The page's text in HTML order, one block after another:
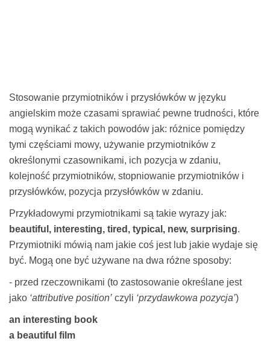
Stosowanie przymiotników i przysłówków w języku
angielskim może czasami sprawiać pewne trudności, które
mogą wynikać z takich powodów jak: różnice pomiędzy
tymi częściami mowy, używanie przymiotników z
określonymi czasownikami, ich pozycja w zdaniu,
kolejność przymiotników, stopniowanie przymiotników i
przysłówków, pozycja przysłówków w zdaniu.
Przykładowymi przymiotnikami są takie wyrazy jak:
beautiful, interesting, tired, typical, new, surprising.
Przymiotniki mówią nam jakie coś jest lub jakie wydaje się
być. Mogą one być używane na dwa różne sposoby:
- przed rzeczownikami (to zastosowanie określane jest
jako ‘attributive position’ czyli ‘przydawkowa pozycja’)
an interesting book
a beautiful film